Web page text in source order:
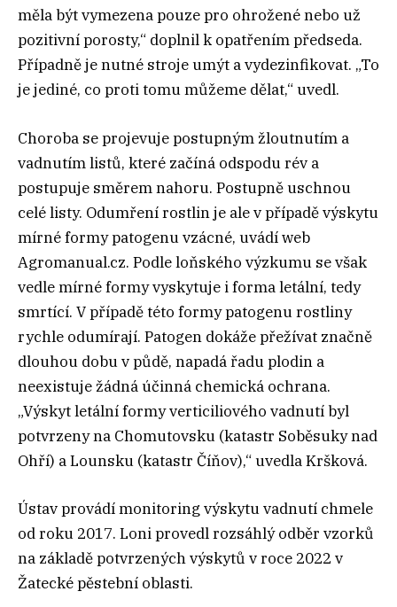
měla být vymezena pouze pro ohrožené nebo už
pozitivní porosty,“ doplnil k opatřením předseda.
Případně je nutné stroje umýt a vydezinfikovat. „To
je jediné, co proti tomu můžeme dělat,“ uvedl.
Choroba se projevuje postupným žloutnutím a
vadnutím listů, které začíná odspodu rév a
postupuje směrem nahoru. Postupně uschnou
celé listy. Odumření rostlin je ale v případě výskytu
mírné formy patogenu vzácné, uvádí web
Agromanual.cz. Podle loňského výzkumu se však
vedle mírné formy vyskytuje i forma letální, tedy
smrtící. V případě této formy patogenu rostliny
rychle odumírají. Patogen dokáže přežívat značně
dlouhou dobu v půdě, napadá řadu plodin a
neexistuje žádná účinná chemická ochrana.
„Výskyt letální formy verticiliového vadnutí byl
potvrzeny na Chomutovsku (katastr Soběsuky nad
Ohří) a Lounsku (katastr Číňov),“ uvedla Kršková.
Ústav provádí monitoring výskytu vadnutí chmele
od roku 2017. Loni provedl rozsáhlý odběr vzorků
na základě potvrzených výskytů v roce 2022 v
Žatecké pěstební oblasti.